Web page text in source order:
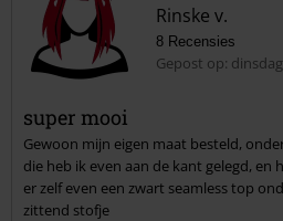
Commentaar versturen
Rinske v.
8 Recensies
Gepost op:
super mooi
Gewoon mijn eigen maat besteld,
die heb ik even aan de kant gelegd, en
er zelf even een zwart seamless top
zittend stofje